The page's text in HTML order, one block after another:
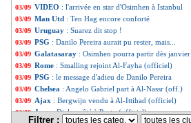
03/09 VIDEO : l'arrivée en star d'Osimhen à Istanbul
03/09 Man Utd : Ten Hag encore conforté
03/09 Uruguay : Suarez dit stop !
03/09 PSG : Danilo Pereira aurait pu rester, mais...
03/09 Galatasaray : Osimhen pourra partir dès janvier
03/09 Rome : Smalling rejoint Al-Fayha (officiel)
03/09 PSG : le message d'adieu de Danilo Pereira
03/09 Chelsea : Angelo Gabriel part à Al-Nassr (off.)
03/09 Ajax : Bergwijn vendu à Al-Ittihad (officiel)
03/09 Juve: Djalo prêté à Porto (officiel)
Filtrer :